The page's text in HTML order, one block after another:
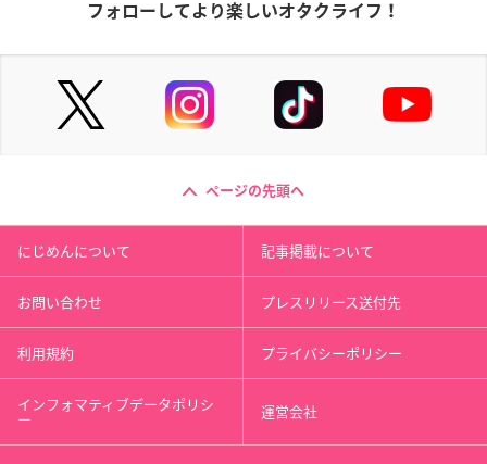
フォローしてより楽しいオタクライフ！
ページの先頭へ
にじめんについて 記事掲載について
お問い合わせ プレスリリース送付先
利用規約 プライバシーポリシー
インフォマティブデータポリシ
ー 運営会社